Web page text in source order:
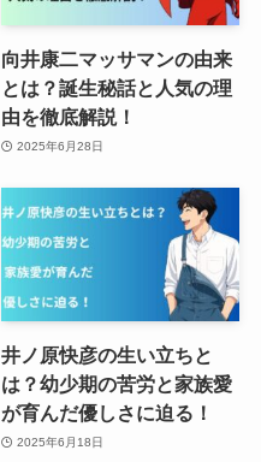
向井康二マッサマンの由来
とは？誕生秘話と人気の理
由を徹底解説！
2025年6月28日
井ノ原快彦の生い立ちと
は？幼少期の苦労と家族愛
が育んだ優しさに迫る！
2025年6月18日